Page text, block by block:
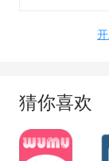
【语音输入
【给力红包
【十年印刷
猜你喜欢